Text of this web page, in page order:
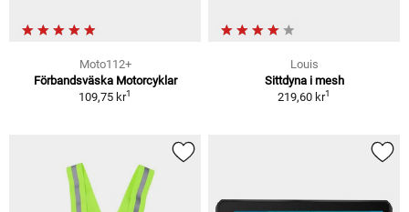
Moto112+
Förbandsväska Motorcyklar
109,75 kr1
Louis
Sittdyna i mesh
219,60 kr1